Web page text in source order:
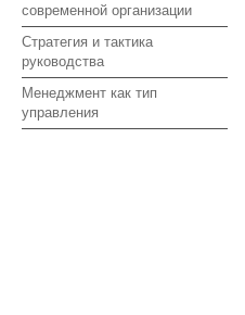
современной организации
Стратегия и тактика
руководства
Менеджмент как тип
управления